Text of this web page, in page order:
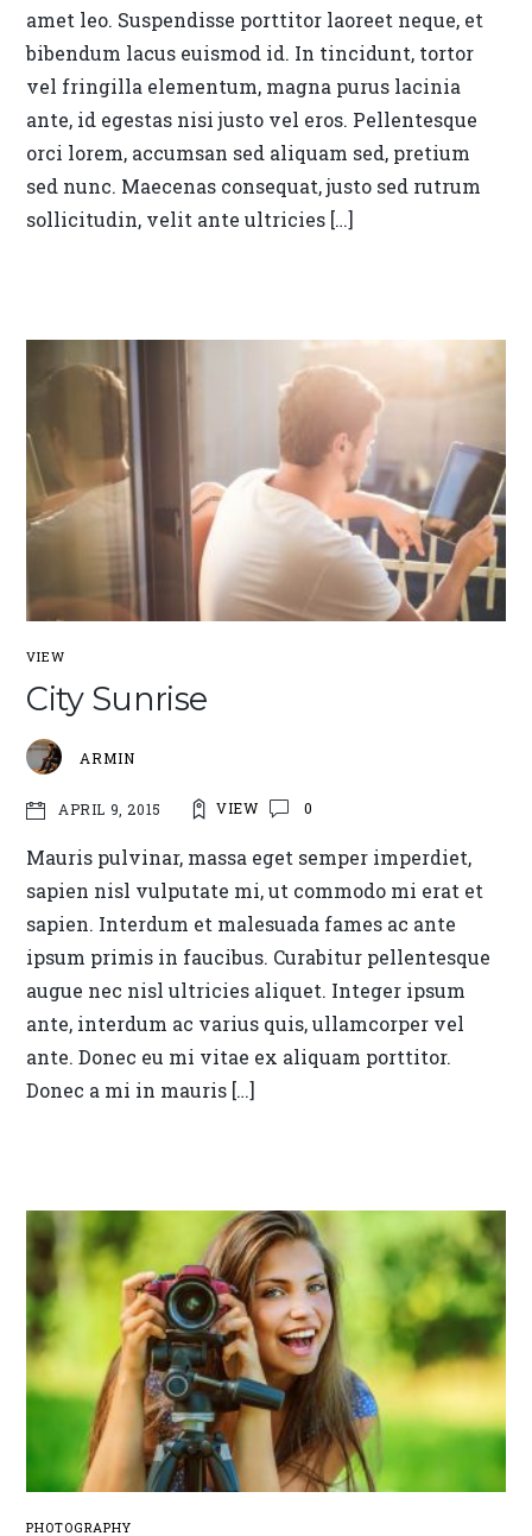
amet leo. Suspendisse porttitor laoreet neque, et
bibendum lacus euismod id. In tincidunt, tortor
vel fringilla elementum, magna purus lacinia
ante, id egestas nisi justo vel eros. Pellentesque
orci lorem, accumsan sed aliquam sed, pretium
sed nunc. Maecenas consequat, justo sed rutrum
sollicitudin, velit ante ultricies […]
VIEW
City Sunrise
ARMIN
APRIL 9, 2015 VIEW 0
Mauris pulvinar, massa eget semper imperdiet,
sapien nisl vulputate mi, ut commodo mi erat et
sapien. Interdum et malesuada fames ac ante
ipsum primis in faucibus. Curabitur pellentesque
augue nec nisl ultricies aliquet. Integer ipsum
ante, interdum ac varius quis, ullamcorper vel
ante. Donec eu mi vitae ex aliquam porttitor.
Donec a mi in mauris […]
PHOTOGRAPHY